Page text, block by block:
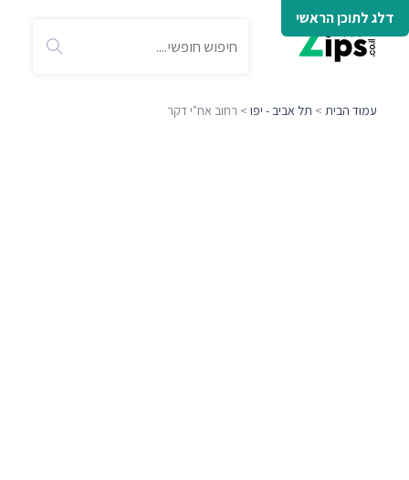
דלג לתוכן הראשי
עמוד הבית > תל אביב - יפו > רחוב אח"י דקר